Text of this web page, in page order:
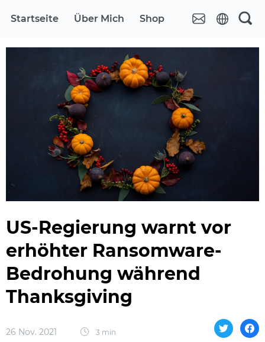
Startseite Über Mich Shop
US-Regierung warnt vor
erhöhter Ransomware-
Bedrohung während
Thanksgiving
26 Nov. 2021 3 min